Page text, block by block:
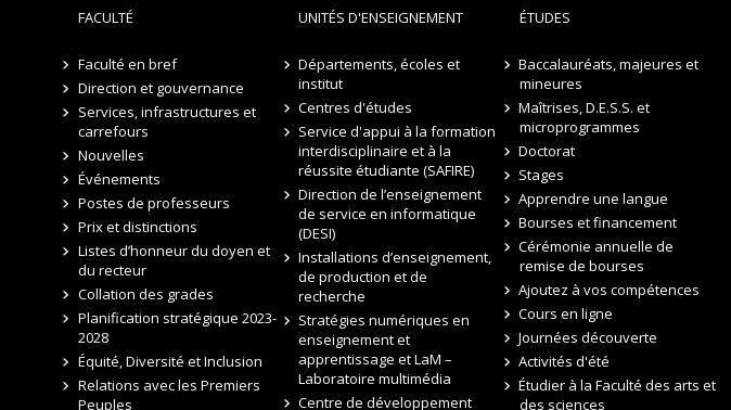
FACULTÉ
Faculté en bref
Direction et gouvernance
Services, infrastructures et
carrefours
Nouvelles
Événements
Postes de professeurs
Prix et distinctions
Listes d’honneur du doyen et
du recteur
Collation des grades
Planification stratégique 2023-
2028
Équité, Diversité et Inclusion
Relations avec les Premiers
Peuples
UNITÉS D'ENSEIGNEMENT
Départements, écoles et
institut
Centres d'études
Service d'appui à la formation
interdisciplinaire et à la
réussite étudiante (SAFIRE)
Direction de l’enseignement
de service en informatique
(DESI)
Installations d’enseignement,
de production et de
recherche
Stratégies numériques en
enseignement et
apprentissage et LaM –
Laboratoire multimédia
Centre de développement
ÉTUDES
Baccalauréats, majeures et
mineures
Maîtrises, D.E.S.S. et
microprogrammes
Doctorat
Stages
Apprendre une langue
Bourses et financement
Cérémonie annuelle de
remise de bourses
Ajoutez à vos compétences
Cours en ligne
Journées découverte
Activités d'été
Étudier à la Faculté des arts et
des sciences